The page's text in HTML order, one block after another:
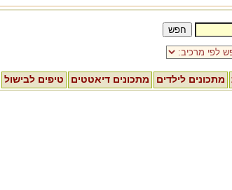
מתכונים לילדים מתכונים דיאטטים טיפים לבישול